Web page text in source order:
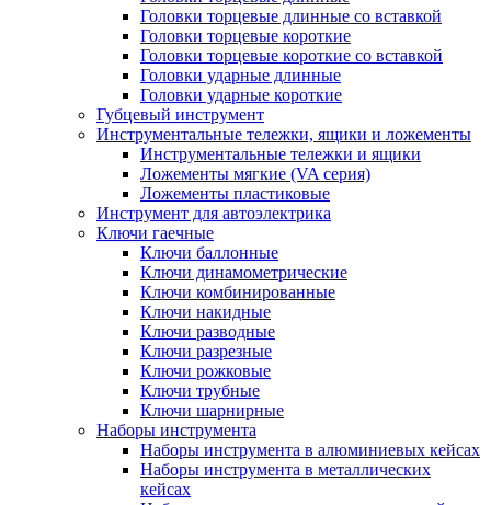
Головки торцевые длинные со вставкой
Головки торцевые короткие
Головки торцевые короткие со вставкой
Головки ударные длинные
Головки ударные короткие
Губцевый инструмент
Инструментальные тележки, ящики и ложементы
Инструментальные тележки и ящики
Ложементы мягкие (VA серия)
Ложементы пластиковые
Инструмент для автоэлектрика
Ключи гаечные
Ключи баллонные
Ключи динамометрические
Ключи комбинированные
Ключи накидные
Ключи разводные
Ключи разрезные
Ключи рожковые
Ключи трубные
Ключи шарнирные
Наборы инструмента
Наборы инструмента в алюминиевых кейсах
Наборы инструмента в металлических
кейсах